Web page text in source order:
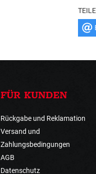
FÜR KUNDEN
Rückgabe und Reklamation
Versand und
Zahlungsbedingungen
AGB
Datenschutz